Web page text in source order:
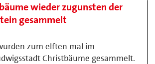
wieder zugunsten der
gesammelt
zum elften mal im
Christbäume gesammelt.